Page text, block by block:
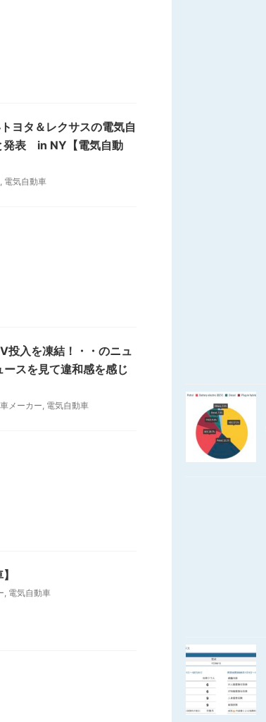
ヨタ＆レクサスの電気自
発表 in NY【電気自動
, 電気自動車
投入を凍結！・・のニュ
スを見て違和感を感じ
メーカー, 電気自動車
, 電気自動車